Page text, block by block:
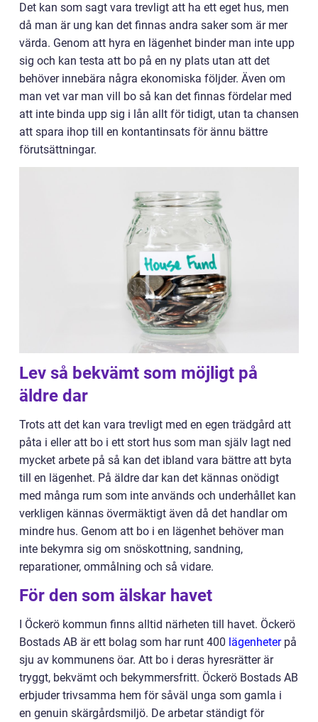
Det kan som sagt vara trevligt att ha ett eget hus, men
då man är ung kan det finnas andra saker som är mer
värda. Genom att hyra en lägenhet binder man inte upp
sig och kan testa att bo på en ny plats utan att det
behöver innebära några ekonomiska följder. Även om
man vet var man vill bo så kan det finnas fördelar med
att inte binda upp sig i lån allt för tidigt, utan ta chansen
att spara ihop till en kontantinsats för ännu bättre
förutsättningar.
Lev så bekvämt som möjligt på
äldre dar
Trots att det kan vara trevligt med en egen trädgård att
påta i eller att bo i ett stort hus som man själv lagt ned
mycket arbete på så kan det ibland vara bättre att byta
till en lägenhet. På äldre dar kan det kännas onödigt
med många rum som inte används och underhållet kan
verkligen kännas övermäktigt även då det handlar om
mindre hus. Genom att bo i en lägenhet behöver man
inte bekymra sig om snöskottning, sandning,
reparationer, ommålning och så vidare.
För den som älskar havet
I Öckerö kommun finns alltid närheten till havet. Öckerö
Bostads AB är ett bolag som har runt 400 lägenheterpå
sju av kommunens öar. Att bo i deras hyresrätter är
tryggt, bekvämt och bekymmersfritt. Öckerö Bostads AB
erbjuder trivsamma hem för såväl unga som gamla i
en genuin skärgårdsmiljö. De arbetar ständigt för